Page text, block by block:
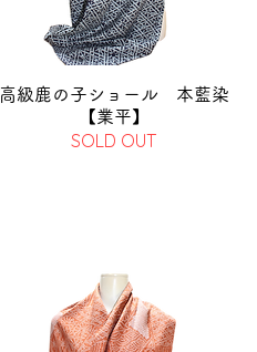
高級鹿の子ショール 本藍染
【業平】
SOLD OUT